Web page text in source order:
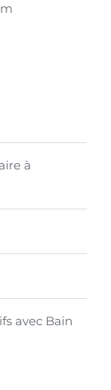
à
avec Bain